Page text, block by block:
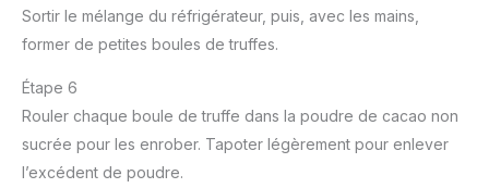
Sortir le mélange du réfrigérateur, puis, avec les mains,
former de petites boules de truffes.
Étape 6
Rouler chaque boule de truffe dans la poudre de cacao non
sucrée pour les enrober. Tapoter légèrement pour enlever
l’excédent de poudre.